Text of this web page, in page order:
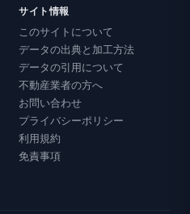
サイト情報
このサイトについて
データの出典と加工方法
データの引用について
不動産業者の方へ
お問い合わせ
プライバシーポリシー
利用規約
免責事項